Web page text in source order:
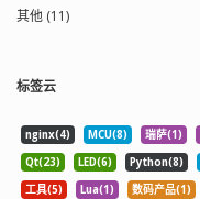
其他 (11)
标签云
nginx(4) MCU(8) 瑞萨(1)
Qt(23)
LED(6) Python(8)
工具(5)
Lua(1) 数码产品(1)